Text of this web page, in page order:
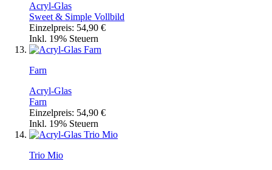
Acryl-Glas
Sweet & Simple Vollbild
Einzelpreis: 54,90 €
Inkl. 19% Steuern
Farn
Acryl-Glas
Farn
Einzelpreis: 54,90 €
Inkl. 19% Steuern
Trio Mio